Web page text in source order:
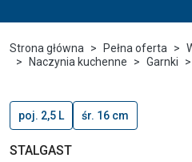
Strona główna Pełna oferta
Naczynia kuchenne
Garnki
poj. 2,5 L śr. 16 cm
STALGAST